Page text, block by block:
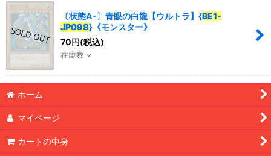
〔状態A-〕青眼の白龍【ウルトラ】{BE1-
JP098}《モンスター》
70円(税込)
在庫数 ×
ホーム
マイページ
カートの中身